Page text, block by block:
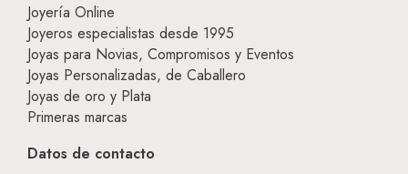
Joyería Online
Joyeros especialistas desde 1995
Joyas para Novias, Compromisos y Eventos
Joyas Personalizadas, de Caballero
Joyas de oro y Plata
Primeras marcas
Datos de contacto